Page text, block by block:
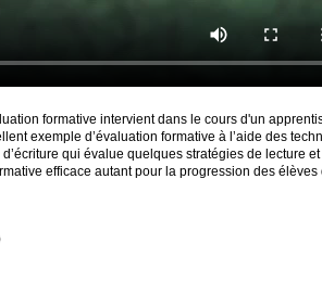
formative intervient dans le cours d'un
exemple d’évaluation formative à l’aide des
qui évalue quelques stratégies de lecture
efficace autant pour la progression des élèves